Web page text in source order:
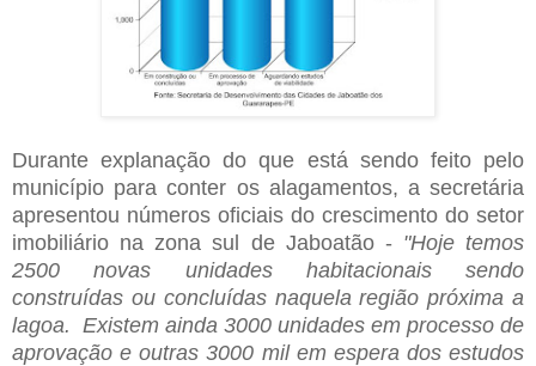
Durante explanação do que está sendo feito pelo
município para conter os alagamentos, a secretária
apresentou números oficiais do crescimento do setor
imobiliário na zona sul de Jaboatão - "Hoje temos
2500 novas unidades habitacionais sendo
construídas ou concluídas naquela região próxima a
lagoa. Existem ainda 3000 unidades em processo de
aprovação e outras 3000 mil em espera dos estudos